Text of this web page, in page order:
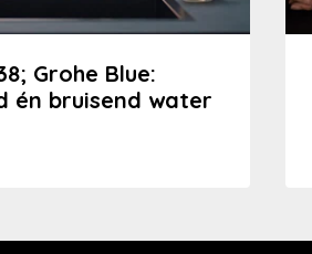
Grohe Blue:
én bruisend water